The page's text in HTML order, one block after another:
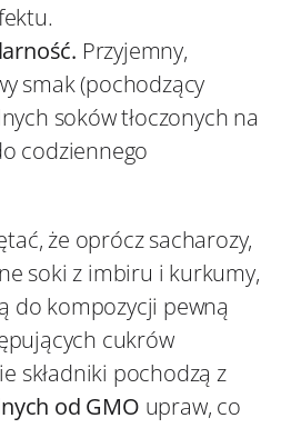
Przyjemny,
smak (pochodzący
soków tłoczonych na
codziennego
że oprócz sacharozy,
soki z imbiru i kurkumy,
do kompozycji pewną
cukrów
składniki pochodzą z
od GMO upraw, co